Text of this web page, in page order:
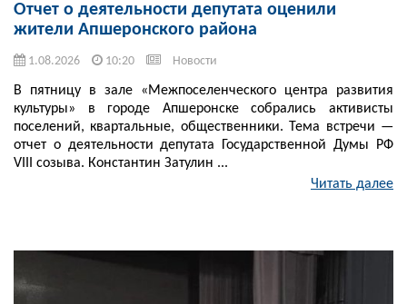
Отчет о деятельности депутата оценили
жители Апшеронского района
1.08.2026 10:20 Новости
В пятницу в зале «Межпоселенческого центра развития
культуры» в городе Апшеронске собрались активисты
поселений, квартальные, общественники. Тема встречи —
отчет о деятельности депутата Государственной Думы РФ
VIII созыва. Константин Затулин ...
Читать далее